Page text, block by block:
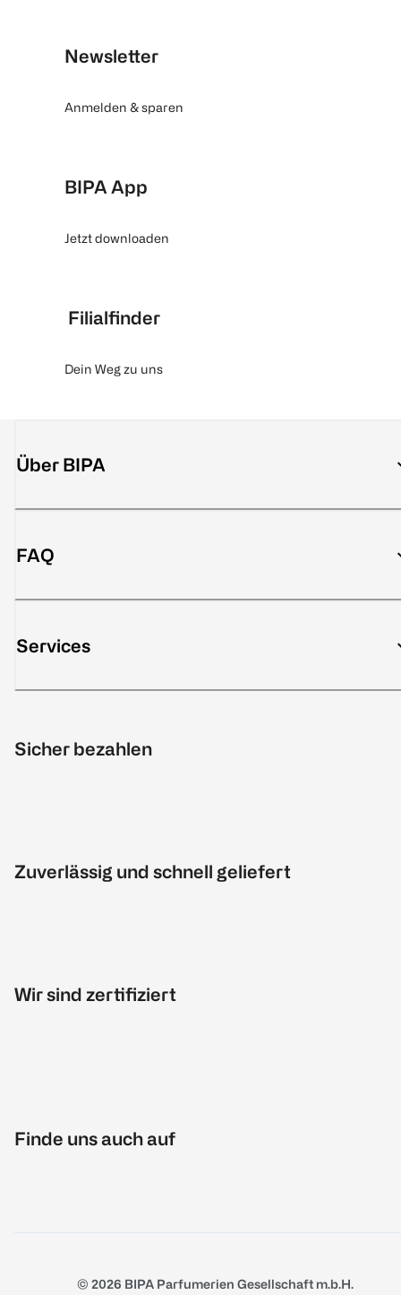
Newsletter
Anmelden & sparen
BIPA App
Jetzt downloaden
Filialfinder
Dein Weg zu uns
Über BIPA
FAQ
Services
Sicher bezahlen
Zuverlässig und schnell geliefert
Wir sind zertifiziert
Finde uns auch auf
© 2026 BIPA Parfumerien Gesellschaft m.b.H.